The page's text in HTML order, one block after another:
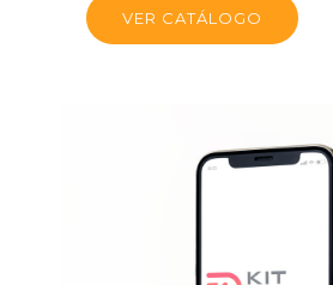
VER CATÁLOGO